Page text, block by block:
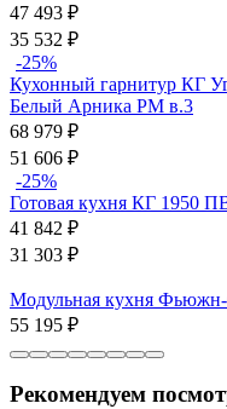
47 493 ₽
35 532 ₽
-25%
Кухонный гарнитур КГ
Белый Арника РМ в.3
68 979 ₽
51 606 ₽
-25%
Готовая кухня КГ 1950
41 842 ₽
31 303 ₽
Модульная кухня
55 195 ₽
Рекомендуем